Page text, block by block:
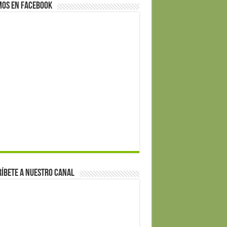
en Facebook
a nuestro canal